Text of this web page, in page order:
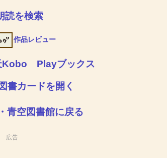
読を検索
作品レビュー
Kobo Playブックス
書カードを開く
青空図書館に戻る
広告